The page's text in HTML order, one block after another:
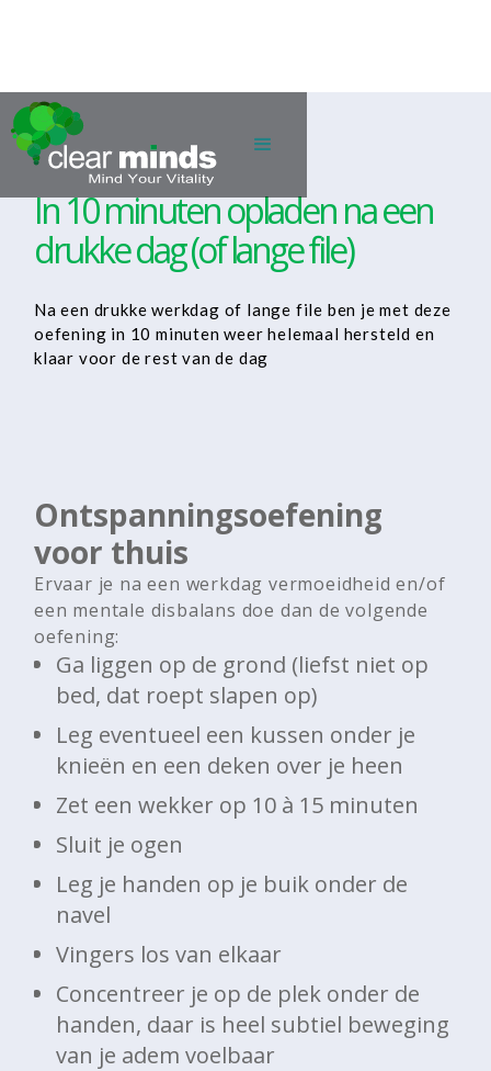
In 10 minuten opladen na een
drukke dag (of lange file)
Na een drukke werkdag of lange file ben je met deze
oefening in 10 minuten weer helemaal hersteld en
klaar voor de rest van de dag
Ontspanningsoefening
voor thuis
Ervaar je na een werkdag vermoeidheid en/of
een mentale disbalans doe dan de volgende
oefening:
Ga liggen op de grond (liefst niet op
bed, dat roept slapen op)
Leg eventueel een kussen onder je
knieën en een deken over je heen
Zet een wekker op 10 à 15 minuten
Sluit je ogen
Leg je handen op je buik onder de
navel
Vingers los van elkaar
Concentreer je op de plek onder de
handen, daar is heel subtiel beweging
van je adem voelbaar